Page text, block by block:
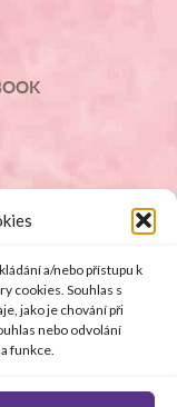
a/nebo přístupu k
cookies. Souhlas s
jako je chování při
nebo odvolání
funkce.